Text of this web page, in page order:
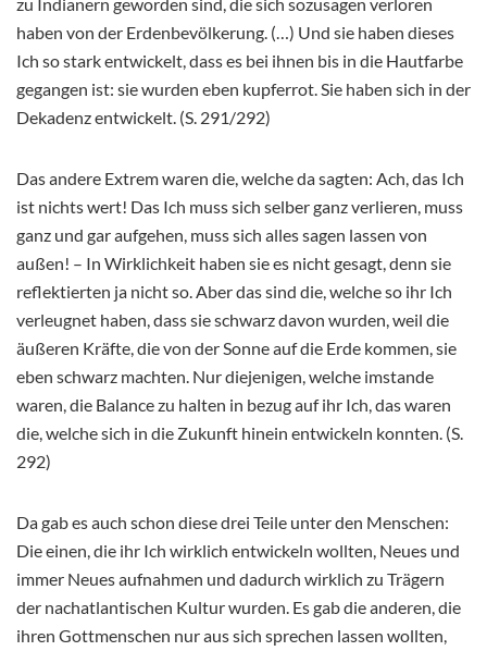
haben von der Erdenbevölkerung. (…) Und sie haben dieses
Ich so stark entwickelt, dass es bei ihnen bis in die Hautfarbe
gegangen ist: sie wurden eben kupferrot. Sie haben sich in der
Dekadenz entwickelt. (S. 291/292)
Das andere Extrem waren die, welche da sagten: Ach, das Ich
ist nichts wert! Das Ich muss sich selber ganz verlieren, muss
ganz und gar aufgehen, muss sich alles sagen lassen von
außen! – In Wirklichkeit haben sie es nicht gesagt, denn sie
reflektierten ja nicht so. Aber das sind die, welche so ihr Ich
verleugnet haben, dass sie schwarz davon wurden, weil die
äußeren Kräfte, die von der Sonne auf die Erde kommen, sie
eben schwarz machten. Nur diejenigen, welche imstande
waren, die Balance zu halten in bezug auf ihr Ich, das waren
die, welche sich in die Zukunft hinein entwickeln konnten. (S.
292)
Da gab es auch schon diese drei Teile unter den Menschen:
Die einen, die ihr Ich wirklich entwickeln wollten, Neues und
immer Neues aufnahmen und dadurch wirklich zu Trägern
der nachatlantischen Kultur wurden. Es gab die anderen, die
ihren Gottmenschen nur aus sich sprechen lassen wollten,